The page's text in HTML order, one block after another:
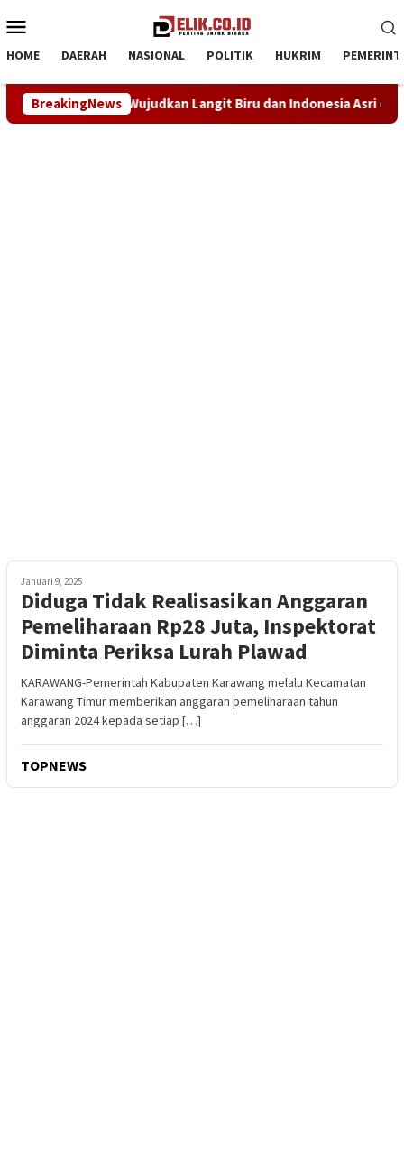
ke
Mobile
HOME DAERAH NASIONAL POLITIK HUKRIM
BreakingNewsWujudkan Langit Biru dan Indonesia Asri di Desa
Januari 9, 2025
Diduga Tidak Realisasikan Anggaran
Pemeliharaan Rp28 Juta, Inspektorat
Diminta Periksa Lurah Plawad
KARAWANG-Pemerintah Kabupaten Karawang melalu Kecamatan
Karawang Timur memberikan anggaran pemeliharaan tahun
anggaran 2024 kepada setiap […]
TOPNEWS